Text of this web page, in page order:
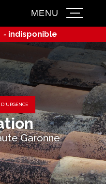
- indisponible
MENU
Garonne